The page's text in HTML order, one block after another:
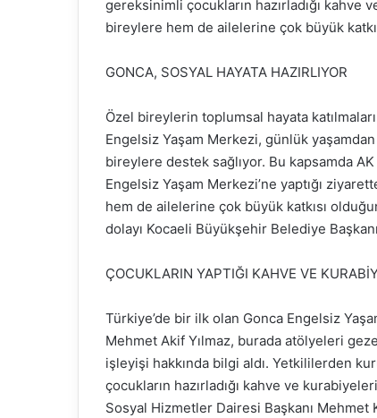
gereksinimli çocukların hazırladığı kahve
bireylere hem de ailelerine çok büyük
GONCA, SOSYAL HAYATA HAZIRLIYOR
Özel bireylerin toplumsal hayata
Engelsiz Yaşam Merkezi, günlük
bireylere destek sağlıyor. Bu kapsamda
Engelsiz Yaşam Merkezi’ne yaptığı
hem de ailelerine çok büyük katkısı
dolayı Kocaeli Büyükşehir Belediye
ÇOCUKLARIN YAPTIĞI KAHVE VE
Türkiye’de bir ilk olan Gonca Engelsiz
Mehmet Akif Yılmaz, burada atölyeleri
işleyişi hakkında bilgi aldı. Yetkililerden
çocukların hazırladığı kahve ve
Sosyal Hizmetler Dairesi Başkanı Mehmet